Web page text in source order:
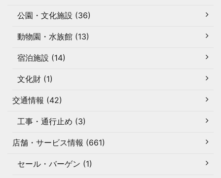
公園・文化施設 (36)
動物園・水族館 (13)
宿泊施設 (14)
文化財 (1)
交通情報 (42)
工事・通行止め (3)
店舗・サービス情報 (661)
セール・バーゲン (1)